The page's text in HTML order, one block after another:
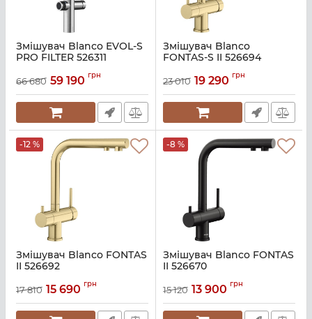
Змішувач Blanco EVOL-S
PRO FILTER 526311
66 680 59 190 грн
Змішувач Blanco
FONTAS-S II 526694
23 010 19 290 грн
-12 %
Змішувач Blanco FONTAS
II 526692
17 810 15 690 грн
-8 %
Змішувач Blanco FONTAS
II 526670
15 120 13 900 грн